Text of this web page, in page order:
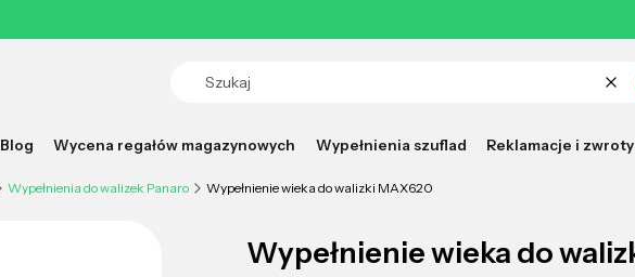
Blog Wycena regałów magazynowych Wypełnienia szuflad Reklamacje i zwroty
Wypełnienia do walizek Panaro Wypełnienie wieka do walizki MAX620
Wypełnienie wieka do